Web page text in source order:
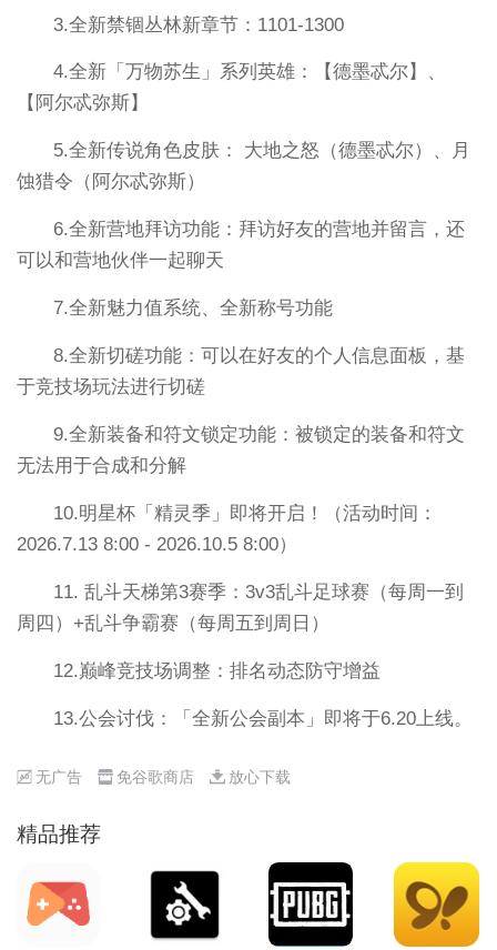
3.全新禁锢丛林新章节：1101-1300
4.全新「万物苏生」系列英雄：【德墨忒尔】、
【阿尔忒弥斯】
5.全新传说角色皮肤： 大地之怒（德墨忒尔）、月
蚀猎令（阿尔忒弥斯）
6.全新营地拜访功能：拜访好友的营地并留言，还
可以和营地伙伴一起聊天
7.全新魅力值系统、全新称号功能
8.全新切磋功能：可以在好友的个人信息面板，基
于竞技场玩法进行切磋
9.全新装备和符文锁定功能：被锁定的装备和符文
无法用于合成和分解
10.明星杯「精灵季」即将开启！（活动时间：
2026.7.13 8:00 - 2026.10.5 8:00）
11. 乱斗天梯第3赛季：3v3乱斗足球赛（每周一到
周四）+乱斗争霸赛（每周五到周日）
12.巅峰竞技场调整：排名动态防守增益
13.公会讨伐：「全新公会副本」即将于6.20上线。
无广告 免谷歌商店 放心下载
精品推荐